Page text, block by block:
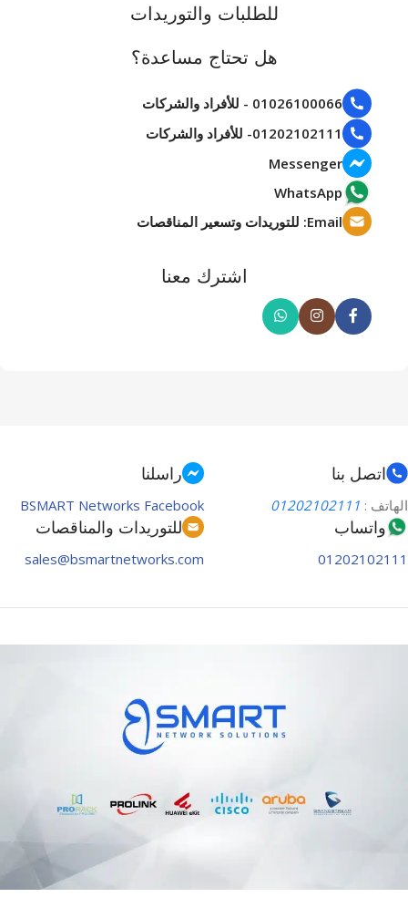
للطلبات والتوريدات
هل تحتاج مساعدة؟
01026100066 - للأفراد والشركات
01202102111- للأفراد والشركات
Messenger
WhatsApp
Email: للتوريدات وتسعير المناقصات
اشترك معنا
اتصل بنا
الهاتف : 01202102111
راسلنا
BSMART Networks Facebook
واتساب
01202102111
للتوريدات والمناقصات
sales@bsmartnetworks.com